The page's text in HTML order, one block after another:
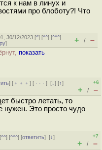
к нам в линух и
про блоботу?! Что
30/12/2023 [^] [^^] [^^^]
] + / –
показать
] [ ﹢﹢﹢] [ · · ·][↓] [↑]
+6
+ / –
быстро летать, то
Это просто чудо
^^] [^^^] [ответить][↓]
+7
+ / –